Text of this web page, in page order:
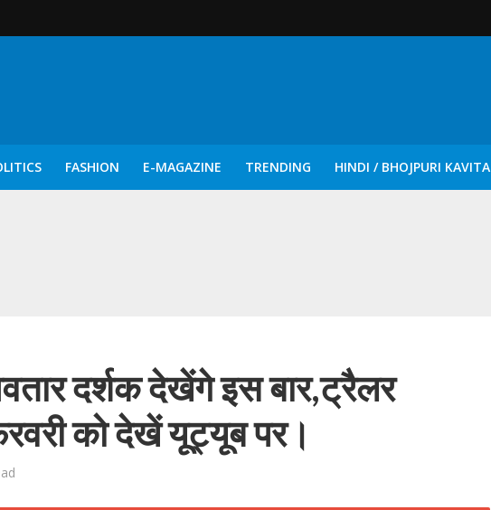
FASHION E-MAGAZINE TRENDING HINDI / BHOJPURI KAVITA
दर्शक देखेंगे इस बार,ट्रैलर
को देखें यूट्यूब पर।